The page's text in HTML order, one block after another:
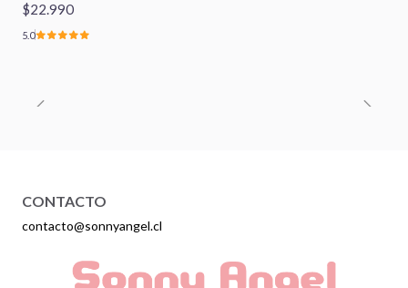
$22.990
5.0
CONTACTO
contacto@sonnyangel.cl